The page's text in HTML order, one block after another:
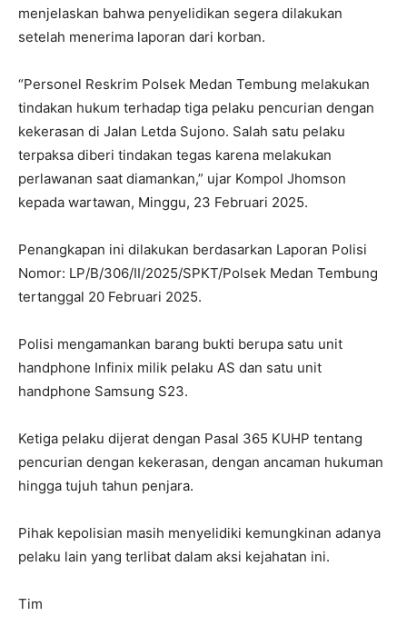
menjelaskan bahwa penyelidikan segera dilakukan
setelah menerima laporan dari korban.
“Personel Reskrim Polsek Medan Tembung melakukan
tindakan hukum terhadap tiga pelaku pencurian dengan
kekerasan di Jalan Letda Sujono. Salah satu pelaku
terpaksa diberi tindakan tegas karena melakukan
perlawanan saat diamankan,” ujar Kompol Jhomson
kepada wartawan, Minggu, 23 Februari 2025.
Penangkapan ini dilakukan berdasarkan Laporan Polisi
Nomor: LP/B/306/II/2025/SPKT/Polsek Medan Tembung
tertanggal 20 Februari 2025.
Polisi mengamankan barang bukti berupa satu unit
handphone Infinix milik pelaku AS dan satu unit
handphone Samsung S23.
Ketiga pelaku dijerat dengan Pasal 365 KUHP tentang
pencurian dengan kekerasan, dengan ancaman hukuman
hingga tujuh tahun penjara.
Pihak kepolisian masih menyelidiki kemungkinan adanya
pelaku lain yang terlibat dalam aksi kejahatan ini.
Tim